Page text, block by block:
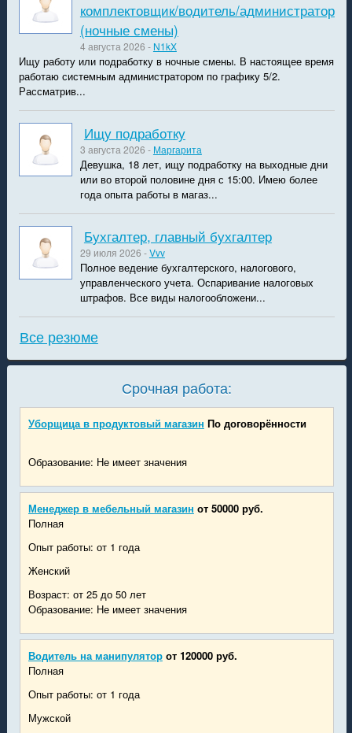
комплектовщик/водитель/администратор
(ночные смены)
4 августа 2026 - N1kX
Ищу работу или подработку в ночные смены. В настоящее время
работаю системным администратором по графику 5/2.
Рассматрив...
Ищу подработку
3 августа 2026 - Маргарита
Девушка, 18 лет, ищу подработку на выходные дни
или во второй половине дня с 15:00. Имею более
года опыта работы в магаз...
Бухгалтер, главный бухгалтер
29 июля 2026 -Vvv
Полное ведение бухгалтерского, налогового,
управленческого учета. Оспаривание налоговых
штрафов. Все виды налогообложени...
Все резюме
Срочная работа:
Уборщица в продуктовый магазин По договорённости
Образование: Не имеет значения
Менеджер в мебельный магазин от 50000 руб.
Полная
Опыт работы: от 1 года
Женский
Возраст: от 25 до 50 лет
Образование: Не имеет значения
Водитель на манипулятор от 120000 руб.
Полная
Опыт работы: от 1 года
Мужской